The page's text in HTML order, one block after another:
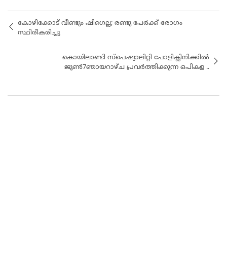
കോഴിക്കോട് വീണ്ടും ഷിഗെല്ല; രണ്ടു പേർക്ക് രോഗം
സ്ഥിരീകരിച്ചു
കൊയിലാണ്ടി സ്പെഷ്യാലിറ്റി പോളിക്ലിനിക്കിൽ
ജൂൺ7ഞായറാഴ്ച പ്രവർത്തിക്കുന്ന ഒപികള ..